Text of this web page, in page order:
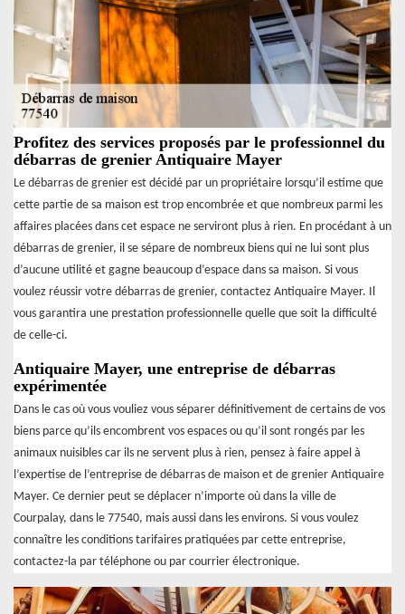
Profitez des services proposés par le professionnel du
débarras de grenier Antiquaire Mayer
Le débarras de grenier est décidé par un propriétaire lorsqu’il estime que
cette partie de sa maison est trop encombrée et que nombreux parmi les
affaires placées dans cet espace ne serviront plus à rien. En procédant à un
débarras de grenier, il se sépare de nombreux biens qui ne lui sont plus
d’aucune utilité et gagne beaucoup d’espace dans sa maison. Si vous
voulez réussir votre débarras de grenier, contactez Antiquaire Mayer. Il
vous garantira une prestation professionnelle quelle que soit la difficulté
de celle-ci.
Antiquaire Mayer, une entreprise de débarras
expérimentée
Dans le cas où vous vouliez vous séparer définitivement de certains de vos
biens parce qu’ils encombrent vos espaces ou qu’il sont rongés par les
animaux nuisibles car ils ne servent plus à rien, pensez à faire appel à
l’expertise de l’entreprise de débarras de maison et de grenier Antiquaire
Mayer. Ce dernier peut se déplacer n’importe où dans la ville de
Courpalay, dans le 77540, mais aussi dans les environs. Si vous voulez
connaître les conditions tarifaires pratiquées par cette entreprise,
contactez-la par téléphone ou par courrier électronique.